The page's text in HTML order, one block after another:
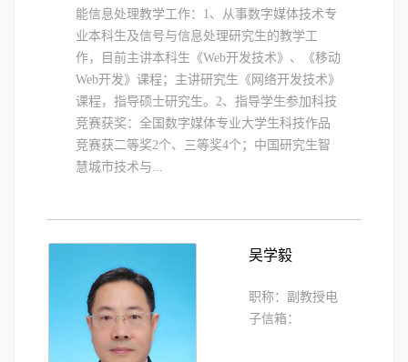
能信息处理教学工作：1、从事数字媒体技术专
业本科生及信号与信息处理研究生的教学工
作，目前主讲本科生《Web开发技术》、《移动
Web开发》课程；主讲研究生《网络开发技术》
课程，指导硕士研究生。2、指导学生参加科技
竞赛获奖：全国数字媒体专业大学生科技作品
竞赛获二等奖2个、三等奖4个；中国研究生智
慧城市技术与...
吴学毅
职称：副教授电
子信箱：